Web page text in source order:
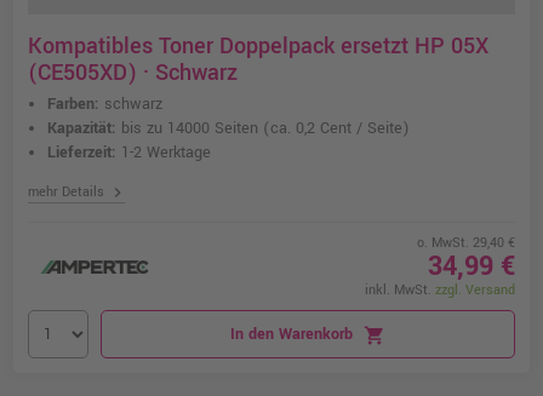
Kompatibles Toner Doppelpack ersetzt HP 05X
(CE505XD) · Schwarz
Farben: schwarz
Kapazität: bis zu 14000 Seiten (ca. 0,2 Cent / Seite)
Lieferzeit: 1-2 Werktage
mehr Details chevron_right
o. MwSt. 29,40 €
34,99 €
inkl. MwSt. zzgl. Versand
In den Warenkorb shopping_cart